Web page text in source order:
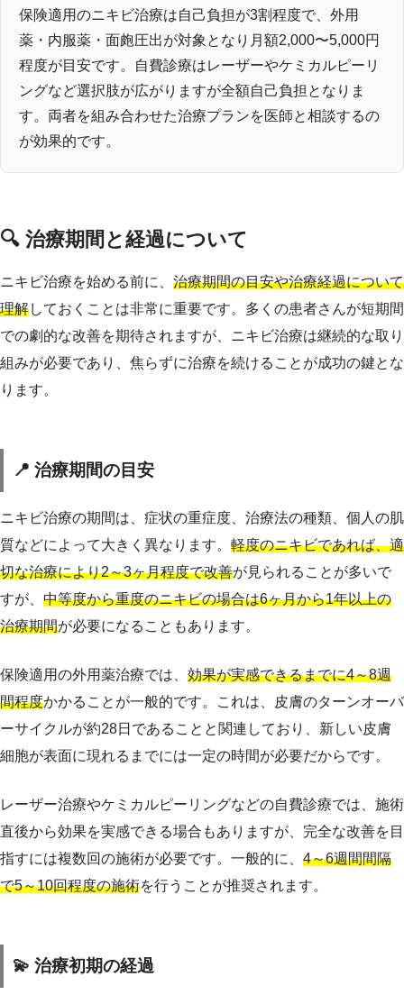
保険適用のニキビ治療は自己負担が3割程度で、外用
薬・内服薬・面皰圧出が対象となり月額2,000〜5,000円
程度が目安です。自費診療はレーザーやケミカルピーリ
ングなど選択肢が広がりますが全額自己負担となりま
す。両者を組み合わせた治療プランを医師と相談するの
が効果的です。
🔍 治療期間と経過について
ニキビ治療を始める前に、 治療期間の目安や治療経過について
理解しておくことは非常に重要です。多くの患者さんが短期間
での劇的な改善を期待されますが、ニキビ治療は継続的な取り
組みが必要であり、焦らずに治療を続けることが成功の鍵とな
ります。
📍 治療期間の目安
ニキビ治療の期間は、症状の重症度、治療法の種類、個人の肌
質などによって大きく異なります。 軽度のニキビであれば、適
切な治療により2～3ヶ月程度で改善が見られることが多いで
すが、 中等度から重度のニキビの場合は6ヶ月から1年以上の
治療期間が必要になることもあります。
保険適用の外用薬治療では、 効果が実感できるまでに4～8週
間程度かかることが一般的です。これは、皮膚のターンオーバ
ーサイクルが約28日であることと関連しており、新しい皮膚
細胞が表面に現れるまでには一定の時間が必要だからです。
レーザー治療やケミカルピーリングなどの自費診療では、施術
直後から効果を実感できる場合もありますが、完全な改善を目
指すには複数回の施術が必要です。一般的に、 4～6週間間隔
で5～10回程度の施術を行うことが推奨されます。
💫 治療初期の経過